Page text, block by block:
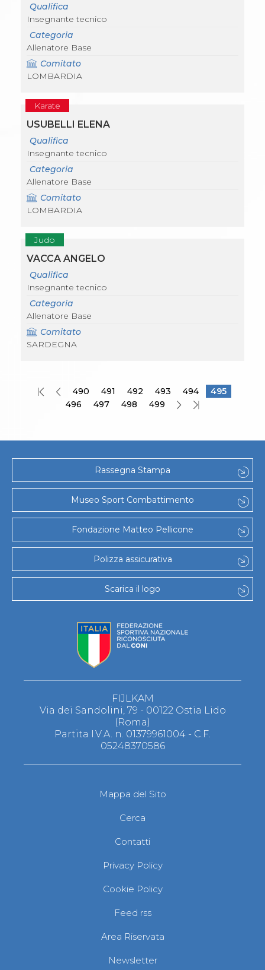
Qualifica
Insegnante tecnico
Categoria
Allenatore Base
Comitato
LOMBARDIA
Karate
USUBELLI ELENA
Qualifica
Insegnante tecnico
Categoria
Allenatore Base
Comitato
LOMBARDIA
Judo
VACCA ANGELO
Qualifica
Insegnante tecnico
Categoria
Allenatore Base
Comitato
SARDEGNA
490 491 492 493 494
495
496
497 498 499
Rassegna Stampa
Museo Sport Combattimento
Fondazione Matteo Pellicone
Polizza assicurativa
Scarica il logo
FIJLKAM
Via dei Sandolini, 79 - 00122 Ostia Lido
(Roma)
Partita I.V.A. n. 01379961004 - C.F.
05248370586
Mappa del Sito
Cerca
Contatti
Privacy Policy
Cookie Policy
Feed rss
Area Riservata
Newsletter